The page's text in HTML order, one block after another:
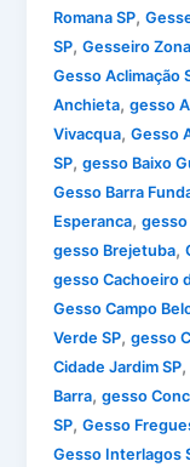
Romana SP,
SP,Gesseiro
Gesso Aclimação
Anchieta,gesso
Vivacqua,Gesso
SP,gesso Baixo
Gesso Barra
Esperanca,gesso
gesso Brejetuba,
gesso Cachoeiro
Gesso Campo
Verde SP,gesso
Cidade Jardim SP
Barra,gesso
SP,Gesso
Gesso Interlagos